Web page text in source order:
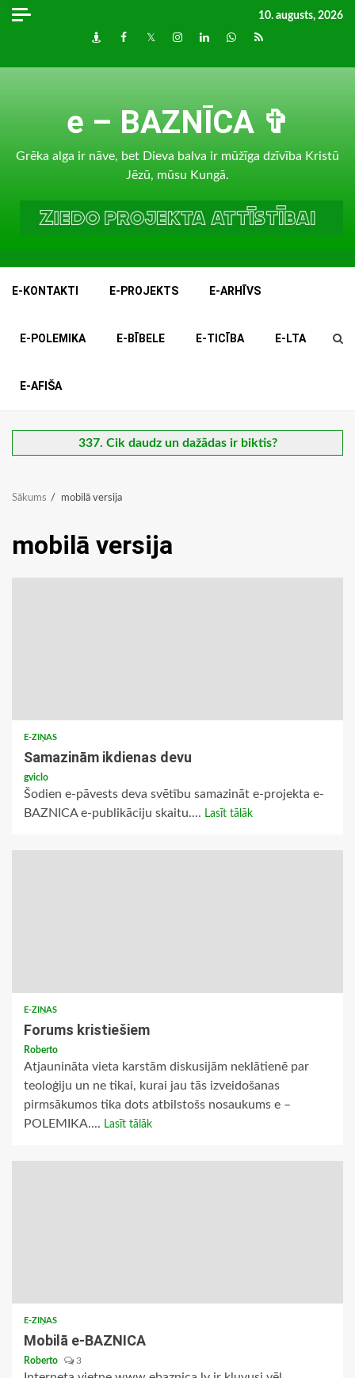
Skip
10. augusts, 2026
DraugiemFacebook
TwitterInstagram
LinkedInwhatsapp
RSS
e – BAZNĪCA ✞
Grēka alga ir nāve, bet Dieva balva ir mūžīga dzīvība Kristū
Jēzū, mūsu Kungā.
E-KONTAKTI E-PROJEKTS E-ARHĪVS
E-POLEMIKA E-BĪBELE E-TICĪBA E-LTA
E-AFIŠA
337. Cik daudz un dažādas ir biktis?
Sākums mobilā versija
mobilā versija
E-ZIŅAS
Samazinām ikdienas devu
gviclo
Šodien e-pāvests deva svētību samazināt e-projekta e-
BAZNICA e-publikāciju skaitu.... Lasīt tālāk
E-ZIŅAS
Forums kristiešiem
Roberto
Atjaunināta vieta karstām diskusijām neklātienē par
teoloģiju un ne tikai, kurai jau tās izveidošanas
pirmsākumos tika dots atbilstošs nosaukums e –
POLEMIKA.... Lasīt tālāk
E-ZIŅAS
Mobilā e-BAZNICA
Roberto 3